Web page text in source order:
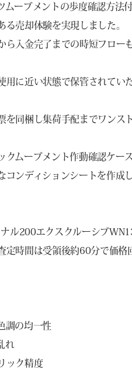
ムーブメントの歩度確認方法
売却体験を実現しました。
入金完了までの時短フロー
用に近い状態で保管されてい
を同梱し集荷手配までワンス
クムーブメント作動確認ケー
ンディションシートを作成し
ル200エクスクルーシブ
定時間は受領後約60分で価格
調の均一性
れ
ック精度